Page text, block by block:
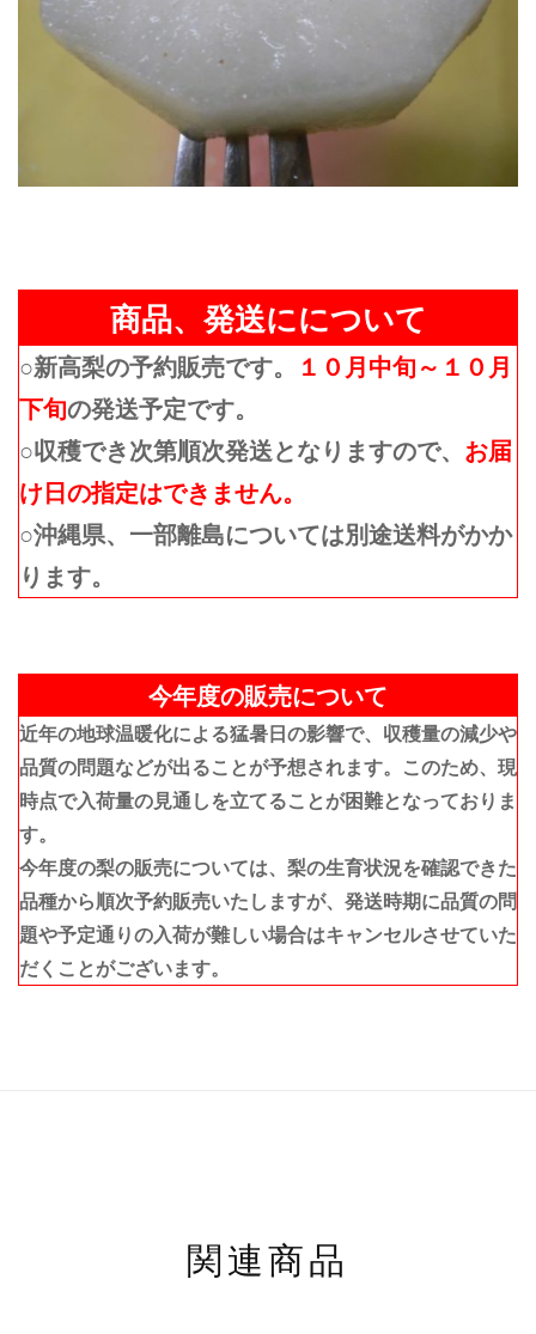
商品、発送にについて
○新高梨の予約販売です。
１０月中旬～１０月
下旬の発送予定です。
○収穫でき次第順次発送となりますので、 お届
け日の指定はできません。
○沖縄県、一部離島については別途送料がかか
ります。
今年度の販売について
近年の地球温暖化による猛暑日の影響で、収穫量の減少や
品質の問題などが出ることが予想されます。このため、現
時点で入荷量の見通しを立てることが困難となっておりま
す。
今年度の梨の販売については、梨の生育状況を確認できた
品種から順次予約販売いたしますが、発送時期に品質の問
題や予定通りの入荷が難しい場合はキャンセルさせていた
だくことがございます。
関連商品